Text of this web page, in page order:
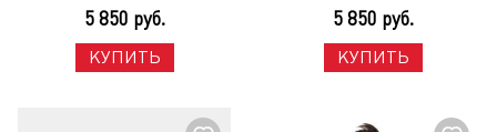
5 850 руб.
КУПИТЬ
5 850 руб.
КУПИТЬ